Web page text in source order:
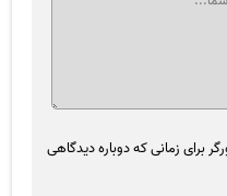
برای زمانی که دوباره دیدگاهی